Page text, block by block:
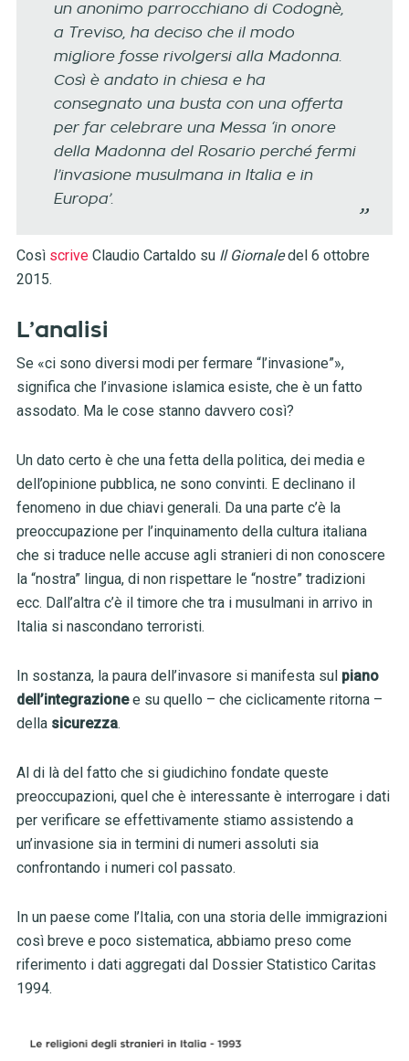
un anonimo parrocchiano di Codognè,
a Treviso, ha deciso che il modo
migliore fosse rivolgersi alla Madonna.
Così è andato in chiesa e ha
consegnato una busta con una offerta
per far celebrare una Messa ‘in onore
della Madonna del Rosario perché fermi
l’invasione musulmana in Italia e in
Europa’.
Così scriveClaudio Cartaldo su Il Giornaledel 6 ottobre
2015.
L’analisi
Se «ci sono diversi modi per fermare “l’invasione”»,
significa che l’invasione islamica esiste, che è un fatto
assodato. Ma le cose stanno davvero così?
Un dato certo è che una fetta della politica, dei media e
dell’opinione pubblica, ne sono convinti. E declinano il
fenomeno in due chiavi generali. Da una parte c’è la
preoccupazione per l’inquinamento della cultura italiana
che si traduce nelle accuse agli stranieri di non conoscere
la “nostra” lingua, di non rispettare le “nostre” tradizioni
ecc. Dall’altra c’è il timore che tra i musulmani in arrivo in
Italia si nascondano terroristi.
In sostanza, la paura dell’invasore si manifesta sulpiano
dell’integrazionee su quello – che ciclicamente ritorna –
della sicurezza.
Al di là del fatto che si giudichino fondate queste
preoccupazioni, quel che è interessante è interrogare i dati
per verificare se effettivamente stiamo assistendo a
un’invasione sia in termini di numeri assoluti sia
confrontando i numeri col passato.
In un paese come l’Italia, con una storia delle immigrazioni
così breve e poco sistematica, abbiamo preso come
riferimento i dati aggregati dal Dossier Statistico Caritas
1994.